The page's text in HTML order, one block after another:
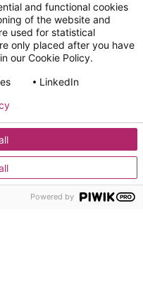
Politique
des
médias
sociaux
en
cookies
chez Infomaniak (Suisse)
UAO.org.
and functional cookies
of the website and
used for statistical
only placed after you have
our Cookie Policy.
LinkedIn
Powered by